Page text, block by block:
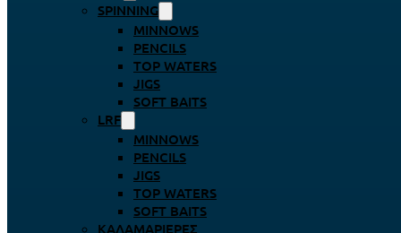
SPINNING
MINNOWS
PENCILS
TOP WATERS
JIGS
SOFT BAITS
LRF
MINNOWS
PENCILS
JIGS
TOP WATERS
SOFT BAITS
ΚΑΛΑΜΑΡΙΈΡΕΣ